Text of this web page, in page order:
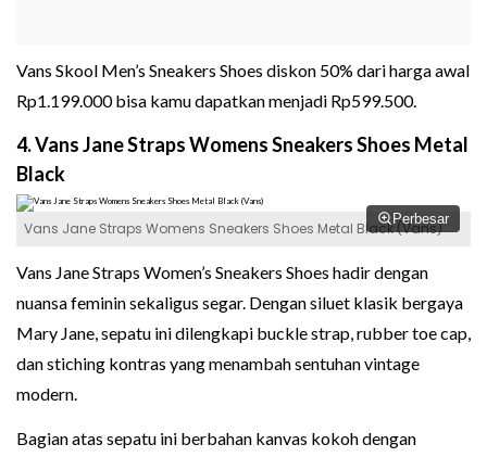
Vans Skool Men’s Sneakers Shoes diskon 50% dari harga awal
Rp1.199.000 bisa kamu dapatkan menjadi Rp599.500.
4. Vans Jane Straps Womens Sneakers Shoes Metal
Black
Perbesar
Vans Jane Straps Womens Sneakers Shoes Metal Black (Vans)
Vans Jane Straps Women’s Sneakers Shoes hadir dengan
nuansa feminin sekaligus segar. Dengan siluet klasik bergaya
Mary Jane, sepatu ini dilengkapi buckle strap, rubber toe cap,
dan stiching kontras yang menambah sentuhan vintage
modern.
Bagian atas sepatu ini berbahan kanvas kokoh dengan